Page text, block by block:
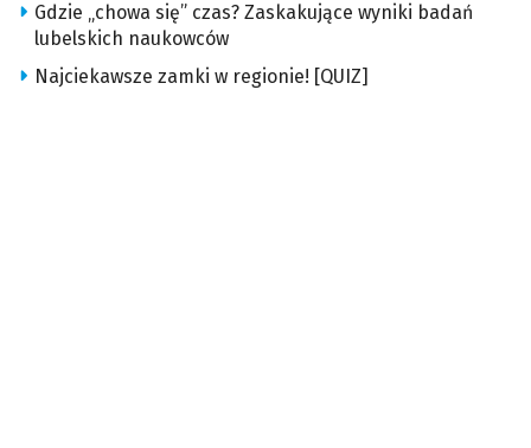
Gdzie „chowa się” czas? Zaskakujące wyniki badań
lubelskich naukowców
Najciekawsze zamki w regionie! [QUIZ]